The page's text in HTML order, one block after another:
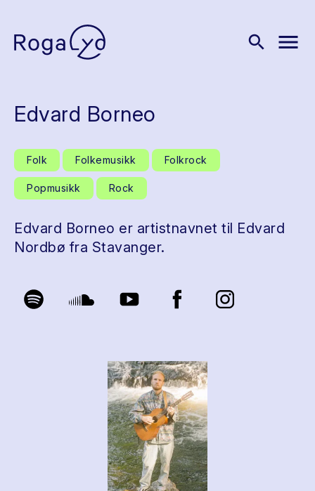
search menu
Edvard Borneo
Folk Folkemusikk Folkrock
Popmusikk Rock
Edvard Borneo er artistnavnet til Edvard
Nordbø fra Stavanger.